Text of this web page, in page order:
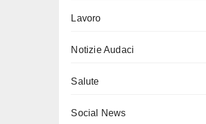
Lavoro
Notizie Audaci
Salute
Social News